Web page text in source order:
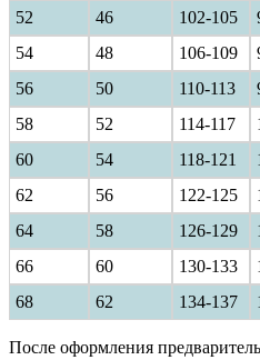
52
46 102-105
54
48 106-109
56
50 110-113
58
52 114-117
60
54 118-121
62
56 122-125
64
58 126-129
66
60 130-133
68
62 134-137
После оформления